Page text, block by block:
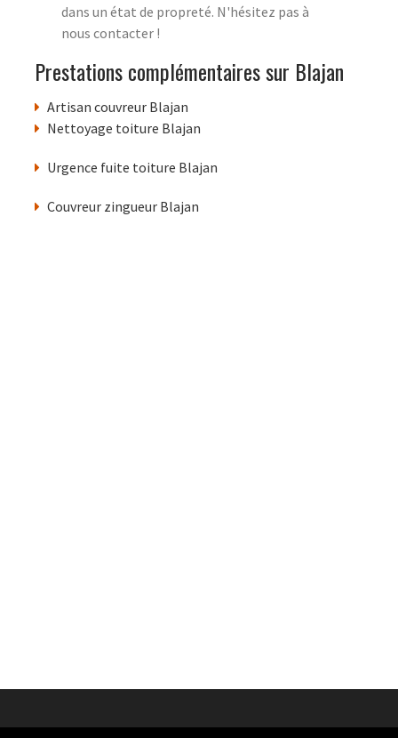
dans un état de propreté. N'hésitez pas à
nous contacter !
Prestations complémentaires sur Blajan
Artisan couvreur Blajan
Nettoyage toiture Blajan
Urgence fuite toiture Blajan
Couvreur zingueur Blajan